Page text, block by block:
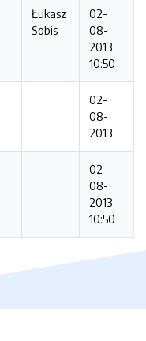
Łukasz
Sobis
02-
08-
2013
10:50
02-
08-
2013
-
02-
08-
2013
10:50